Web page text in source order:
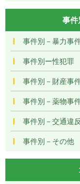
事
事件別－暴力事
事件別ー性犯罪
事件別－財産事
事件別－薬物事
事件別－交通違
事件別－その他